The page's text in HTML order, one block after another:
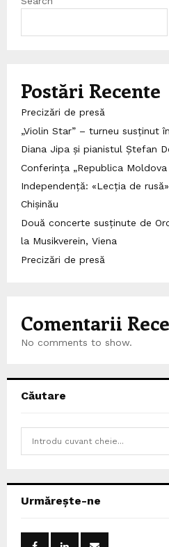
Postări Recente
Precizări de presă
„Violin Star” – turneu susținut
Diana Jipa și pianistul Ștefan
Conferința „Republica
Independență: «Lecția de
Chișinău
Două concerte susținute de
la Musikverein, Viena
Precizări de presă
Comentarii
No comments to show.
Căutare
h
Urmărește-ne